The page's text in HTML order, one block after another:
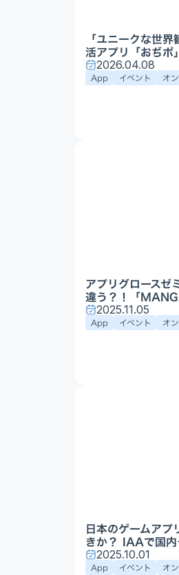
「ユニークな世
活アプリ「おぢポ
2026.04.08
App イベント オ
アプリグロース
違う？！「
2025.11.05
App イベント オ
日本のゲームアプ
きか？ IAAで国
2025.10.01
App イベント オ